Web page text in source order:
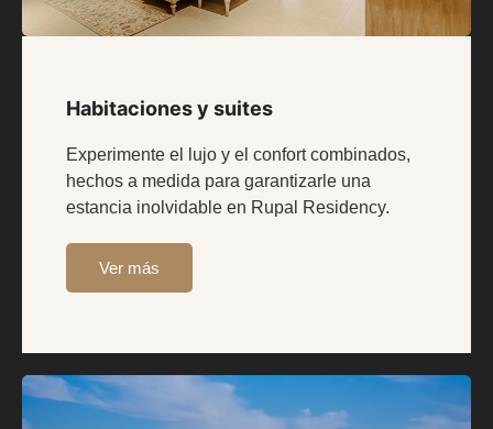
Habitaciones y suites
Experimente el lujo y el confort combinados,
hechos a medida para garantizarle una
estancia inolvidable en Rupal Residency.
Ver más